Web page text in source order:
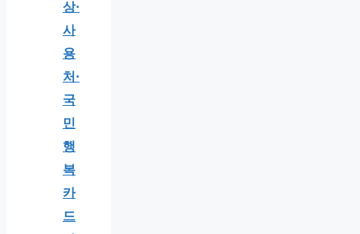
상·
사
용
처·
국
민
행
복
카
드